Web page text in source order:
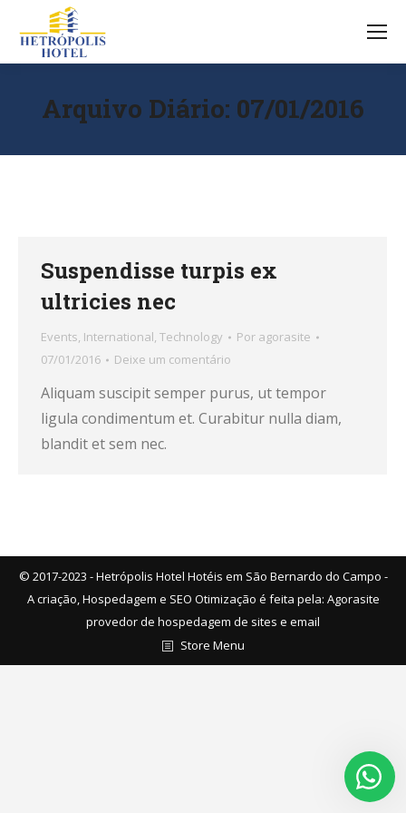
Arquivo Diário: 07/01/2016
Suspendisse turpis ex
ultricies nec
Events, International, Technology Por agorasite
07/01/2016
Deixe um comentário
Aliquam suscipit semper purus, ut tempor
ligula condimentum et. Curabitur nulla diam,
blandit et sem nec.
© 2017-2023 - Hetrópolis Hotel Hotéis em São Bernardo do Campo -
A criação, Hospedagem e SEO Otimização é feita pela: Agorasite
provedor de hospedagem de sites e email
Store Menu